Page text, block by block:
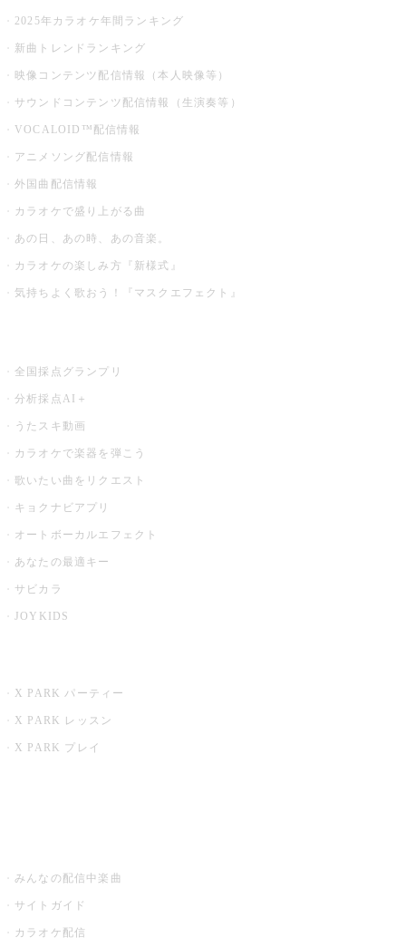
2025年カラオケ年間ランキング
新曲トレンドランキング
映像コンテンツ配信情報（本人映像等）
サウンドコンテンツ配信情報（生演奏等）
VOCALOID™配信情報
アニメソング配信情報
外国曲配信情報
カラオケで盛り上がる曲
あの日、あの時、あの音楽。
カラオケの楽しみ方『新様式』
気持ちよく歌おう！『マスクエフェクト』
全国採点グランプリ
分析採点AI＋
うたスキ動画
カラオケで楽器を弾こう
歌いたい曲をリクエスト
キョクナビアプリ
オートボーカルエフェクト
あなたの最適キー
サビカラ
JOYKIDS
X PARK パーティー
X PARK レッスン
X PARK プレイ
みんなの配信中楽曲
サイトガイド
カラオケ配信